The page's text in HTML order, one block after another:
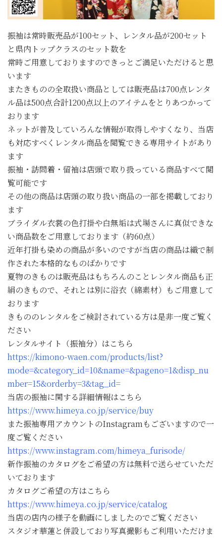
振袖は常時販売品が100セット、レンタル品が200セット
と県内トップクラスのセット数を
常時ご用意しておりますのできっとご満足いただけると思
います
またきものの全取扱い商品としては販売品は700点レンタ
ル品は500点合計1200点以上のアイテムをとりあつかって
おります
ネットが普及していろんな情報が取得しやすくなり、当店
も対応すべくレンタル商品を閲覧できる専用サイトがあり
ます
振袖・訪問着・留袖は店頭で取り扱っている商品すべて閲
覧可能です
その他の商品は店頭の取り扱い商品の一部を掲載しており
ます
ブライダル衣裳の色打掛や白無垢は式場さんに真似できな
い商品数をご用意しております（約60点）
近年打掛も染めの商品が多いのですが当店の商品は織で制
作された本格的なものばかりです
夏物のきものは販売品はもちろんのことレンタル商品も正
絹のきもので、それとは別に浴衣（綿素材）もご用意して
おります
きもののレンタルをご検討されている方は是非一度ご覧く
ださい
レンタルサイト（振袖分）はこちら
https://kimono-waen.com/products/list?
mode=&category_id=10&name=&pageno=1&disp_nu
mber=15&orderby=3&tag_id=
当店の振袖に関する詳細情報はこちら
https://www.himeya.co.jp/service/buy
また振袖専用アカウントのInstagramもございますので一
度ご覧ください
https://www.instagram.com/himeya_furisode/
新作振袖のカタログをご希望の方は無料で送らせていただ
いております
カタログご希望の方はこちら
https://www.himeya.co.jp/service/catalog
当店の店内の様子を動画にしましたのでご覧ください
スタジオ華蓮と併設しており写真撮影もご利用いただけま